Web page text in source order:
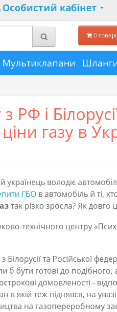
Особистий кабінет
0
Мультиклапани
РФ і
ціни газу в
українець володіє
ГБО в автомобіль й ті,
так різко зросла? Як довго
технічного центру
та Російської
бути готові до
домовленості -
в якій теж піднявся, на
на газопереробному